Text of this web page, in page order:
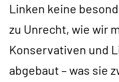
Linken keine
zu Unrecht, wie wir
Konservativen und
abgebaut – was sie